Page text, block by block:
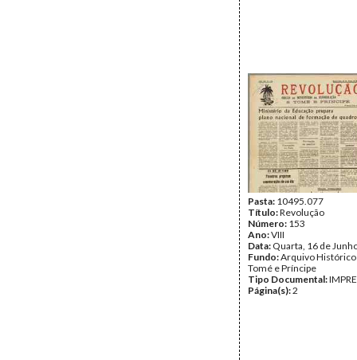
Pasta: 10495.077
Título:Revolução
Número: 153
Ano:VIII
Data: Quarta, 16 de
Fundo:Arquivo Histórico
Tomé e Príncipe
Tipo Documental:
Página(s):2